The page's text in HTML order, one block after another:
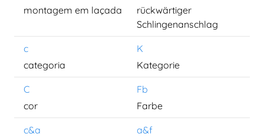
montagem em laçada
rückwärtiger
Schlingenanschlag
c
K
categoria
Kategorie
C
Fb
cor
Farbe
c&a
a&f